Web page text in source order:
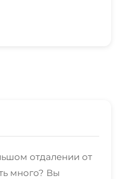
отдалении от
много? Вы